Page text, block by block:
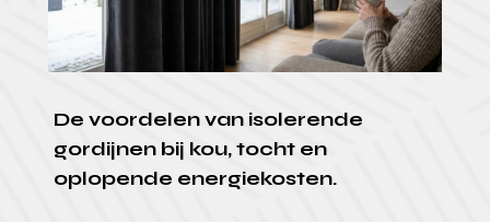
De voordelen van isolerende
gordijnen bij kou, tocht en
oplopende energiekosten.